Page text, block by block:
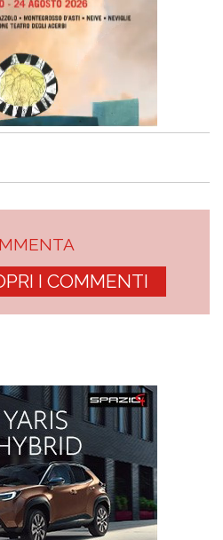
I COMMENTI